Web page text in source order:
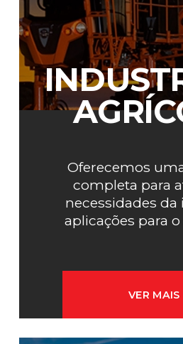
VER MAIS
Oferecemos
completa para
necessidades da
aplicações para